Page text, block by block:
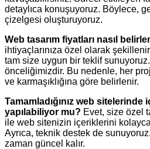
detaylıca konuşuyoruz. Böylece,
çizelgesi oluşturuyoruz.
Web tasarım fiyatları nasıl
ihtiyaçlarınıza özel olarak
tam size uygun bir teklif
önceliğimizdir. Bu nedenle, her
ve karmaşıklığına göre belirlenir.
Tamamladığınız web
yapılabiliyor mu? Evet, size özel
ile web sitenizin içeriklerini
Ayrıca, teknik destek de
zaman güncel kalır.